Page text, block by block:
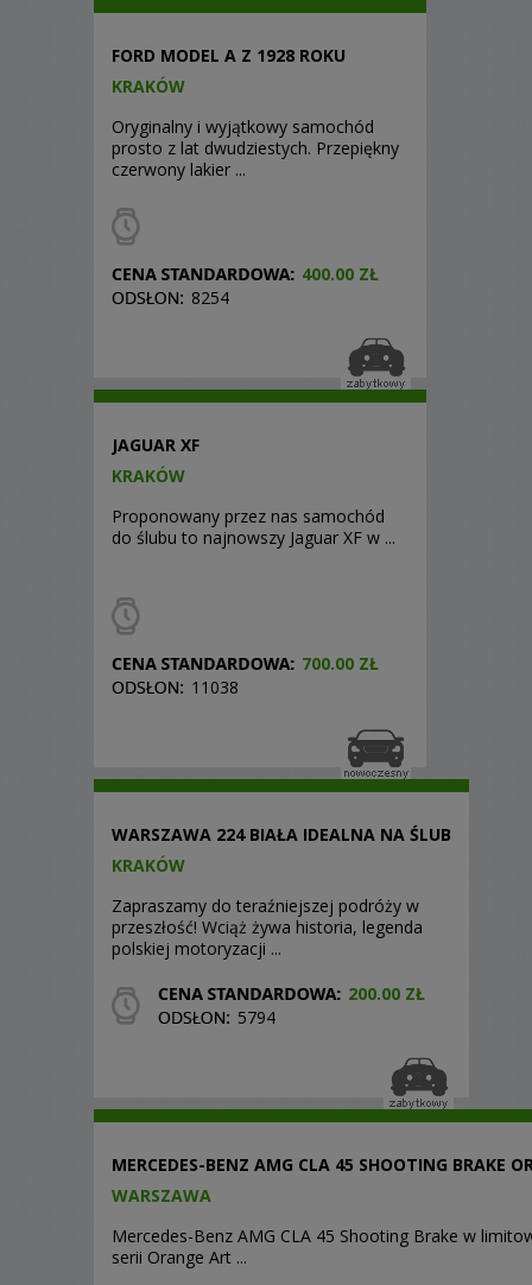
FORD MODEL A Z 1928 ROKU
KRAKÓW
Oryginalny i wyjątkowy samochód
prosto z lat dwudziestych. Przepiękny
czerwony lakier ...
400.00 ZŁ
8254
JAGUAR XF
KRAKÓW
Proponowany przez nas samochód
do ślubu to najnowszy Jaguar XF w ...
700.00 ZŁ
11038
WARSZAWA 224 BIAŁA IDEALNA NA ŚLUB
KRAKÓW
Zapraszamy do teraźniejszej podróży w
przeszłość! Wciąż żywa historia, legenda
polskiej motoryzacji ...
200.00 ZŁ
5794
MERCEDES-BENZ AMG CLA 45 SHOOTING BRAKE
WARSZAWA
Mercedes-Benz AMG CLA 45 Shooting Brake w
serii Orange Art ...